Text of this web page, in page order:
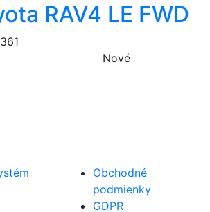
RAV4 LE FWD
Nové
Obchodné
podmienky
GDPR